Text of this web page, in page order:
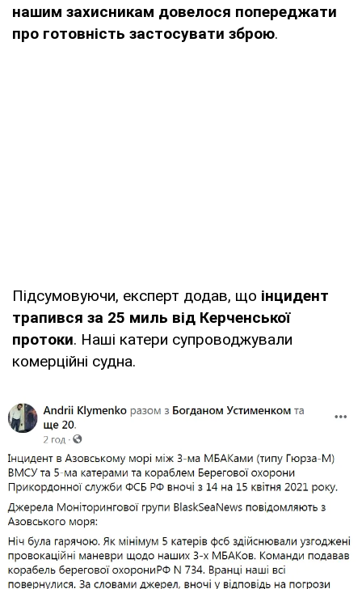
нашим захисникам довелося попереджати
про готовність застосувати зброю.
Підсумовуючи, експерт додав, що інцидент
трапився за 25 миль від Керченської
протоки. Наші катери супроводжували
комерційні судна.